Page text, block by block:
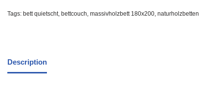
Tags: bett quietscht, bettcouch, massivholzbett 180x200, naturholzbetten
Description